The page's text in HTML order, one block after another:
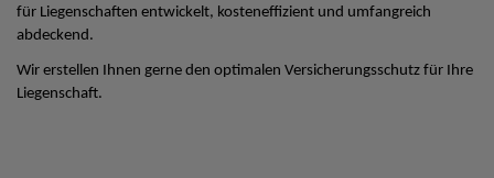
für Liegenschaften entwickelt, kosteneffizient und umfangreich
abdeckend.
Wir erstellen Ihnen gerne den optimalen Versicherungsschutz für Ihre
Liegenschaft.